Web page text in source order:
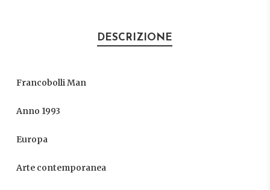
DESCRIZIONE
Francobolli Man
Anno 1993
Europa
Arte contemporanea